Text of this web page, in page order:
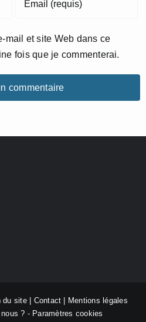
mail et site Web dans ce
fois que je commenterai.
du site| Contact
Mentions légales
? - Paramètres cookies